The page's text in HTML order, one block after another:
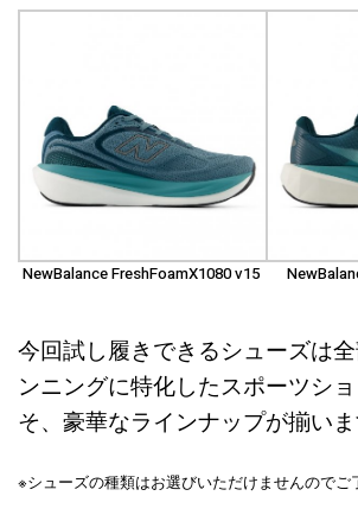
NewBalance FreshFoamX1080 v15
今回試し履きできるシューズは
ンニングに特化したスポーツシ
そ、豪華なラインナップが揃いま
※シューズの種類はお選びいただけませんのでご